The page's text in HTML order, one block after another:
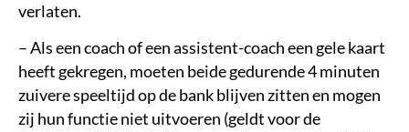
verlaten.
– Als een coach of een assistent-coach een gele kaart
heeft gekregen, moeten beide gedurende 4 minuten
zuivere speeltijd op de bank blijven zitten en mogen
zij hun functie niet uitvoeren (geldt voor de